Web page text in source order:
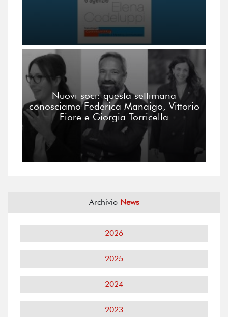
Nuovi soci: questa settimana
conosciamo Federica Manaigo, Vittorio
Fiore e Giorgia Torricella
Archivio News
2026
2025
2024
2023